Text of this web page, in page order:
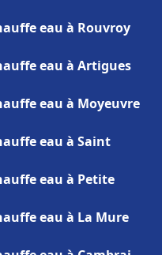
eau à Rouvroy
eau à Artigues
eau à Moyeuvre
eau à Saint
eau à Petite
eau à La Mure